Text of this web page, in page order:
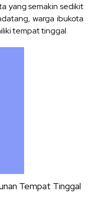
yang semakin sedikit
warga ibukota
tempat tinggal.